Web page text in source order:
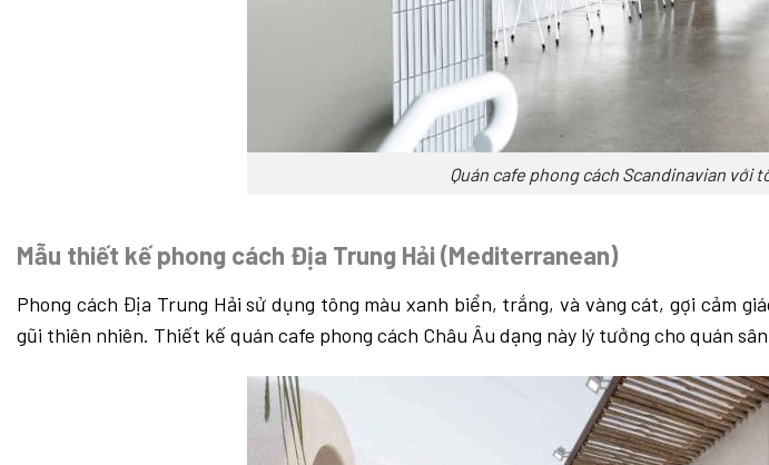
Quán cafe phong cách Scandinavian với
Mẫu thiết kế phong cách Địa Trung Hải (Mediterranean)
Phong cách Địa Trung Hải sử dụng tông màu xanh biển, trắng, và vàng cát, gợi cảm
gũi thiên nhiên. Thiết kế quán cafe phong cách Châu Âu dạng này lý tưởng cho quán